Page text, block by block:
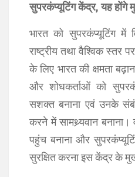
सुपरकंप्यूटिंग केंद्र, यह होंगे
भारत को सुपरकंप्यूटिंग
राष्ट्रीय तथा वैश्विक स्तर
के लिए भारत की क्षमता
और शोधकर्ताओं को
सशक्त बनाना एवं उनके
करने में सामथ्र्यवान बनाना।
पहुंच बनाना और
सुरक्षित करना इस केंद्र के